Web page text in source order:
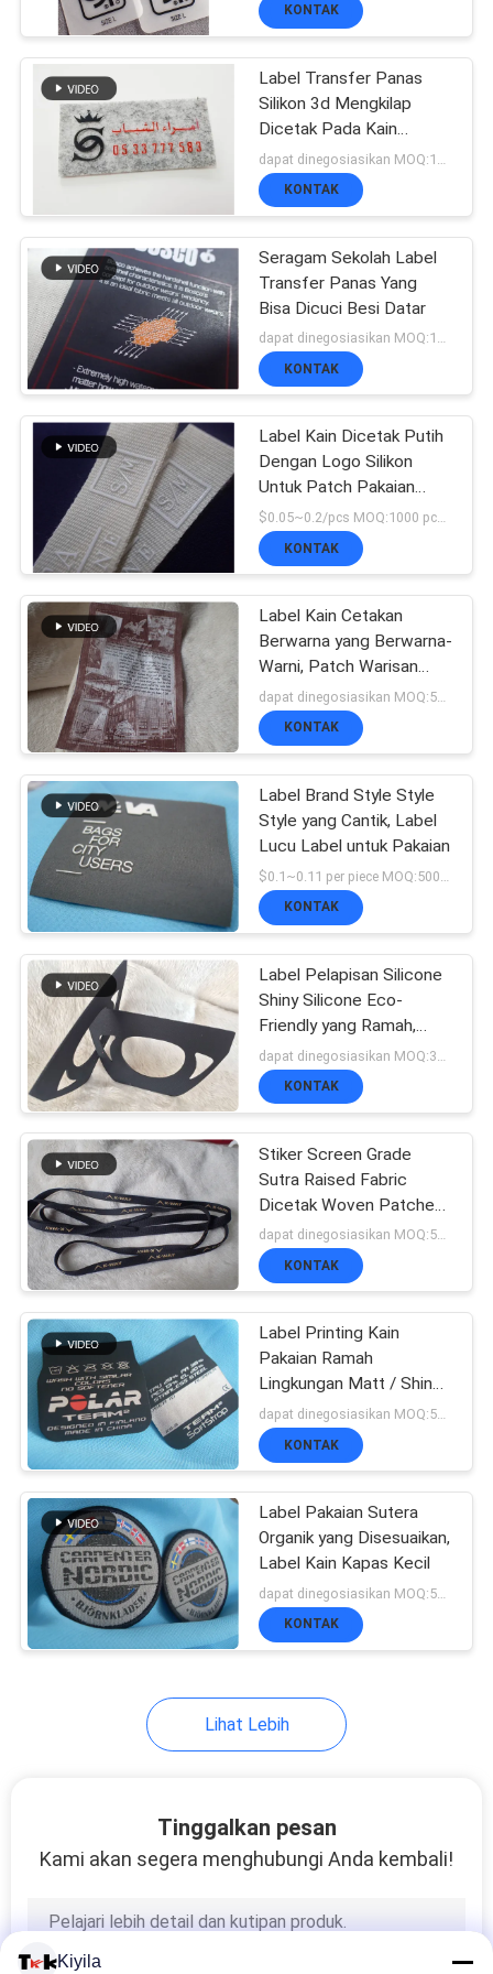
KONTROL
KUALITAS
HUBUNGI
KAMI
BERITA
SEMUA
KASUS
SHOW
SITEMAP
KEBIJAKAN
PRIVASI
Label Heat Transfer
Clothing
Label Sablon
76
Lencana TPU
Frekuensi Tinggi 3D
64
Label karet silikon
128
Label Woven
pakaian
51
Embossed Leather
Patches
76
Label Transfer
Panas Flock
Pakaian Hang Tag
KONTAK
Label Transfer Panas
Silikon 3d Mengkilap
Dicetak Pada Kain
Beludru Untuk Topi
KONTAK
Seragam Sekolah Label
Transfer Panas Yang
Bisa Dicuci Besi Datar
dapat dinegosiasikan MOQ:1000 pcs per warna
KONTAK
Label Kain Dicetak Putih
Dengan Logo Silikon
Untuk Patch Pakaian
Olahraga
$0.05~0.2/pcs MOQ:1000 pcs per warna
KONTAK
Label Kain Cetakan
Berwarna yang Berwarna-
Warni, Patch Warisan
Tinta Ramah
KONTAK
Label Brand Style Style
Style yang Cantik, Label
Lucu Label untuk Pakaian
KONTAK
Label Pelapisan Silicone
Shiny Silicone Eco-
Friendly yang Ramah,
Tape Elastis Nylon 10mm
Nylon
KONTAK
Stiker Screen Grade
Sutra Raised Fabric
Dicetak Woven Patches
for Outdoor Pants
dapat dinegosiasikan MOQ:500pcs per warna
KONTAK
Label Printing Kain
Pakaian Ramah
Lingkungan Matt / Shinny
Permukaan
dapat dinegosiasikan MOQ:500pcs per warna
KONTAK
Label Pakaian Sutera
Organik yang Disesuaikan,
Label Kain Kapas Kecil
KONTAK
Lihat Lebih
Tinggalkan pesan
Kami akan segera menghubungi Anda kembali!
Kiyila